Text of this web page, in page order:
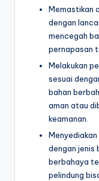
Memastikan
dengan
mencegah
pernapasan
Melakukan
sesuai
bahan
aman atau
keamanan.
dengan jenis
berbahaya
pelindung